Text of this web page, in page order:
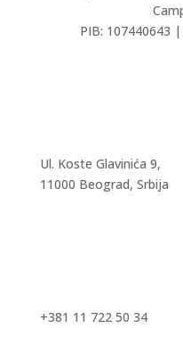
PIB: 107440643
Ul. Koste Glavinića 9,
11000 Beograd, Srbija
+381 11 722 50 34